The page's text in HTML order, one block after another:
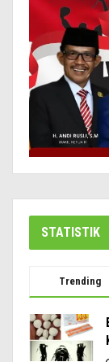
STATISTIK
Trending